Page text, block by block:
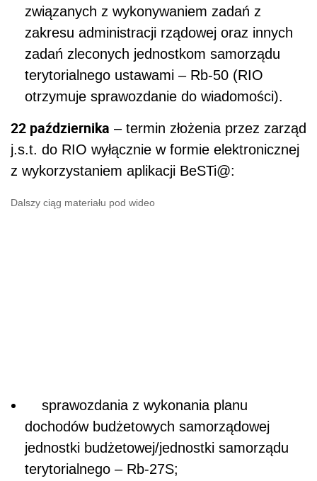
związanych z wykonywaniem zadań z
zakresu administracji rządowej oraz innych
zadań zleconych jednostkom samorządu
terytorialnego ustawami – Rb-50 (RIO
otrzymuje sprawozdanie do wiadomości).
22 października – termin złożenia przez zarząd
j.s.t. do RIO wyłącznie w formie elektronicznej
z wykorzystaniem aplikacji BeSTi@:
Dalszy ciąg materiału pod wideo
sprawozdania z wykonania planu
dochodów budżetowych samorządowej
jednostki budżetowej/jednostki samorządu
terytorialnego – Rb-27S;